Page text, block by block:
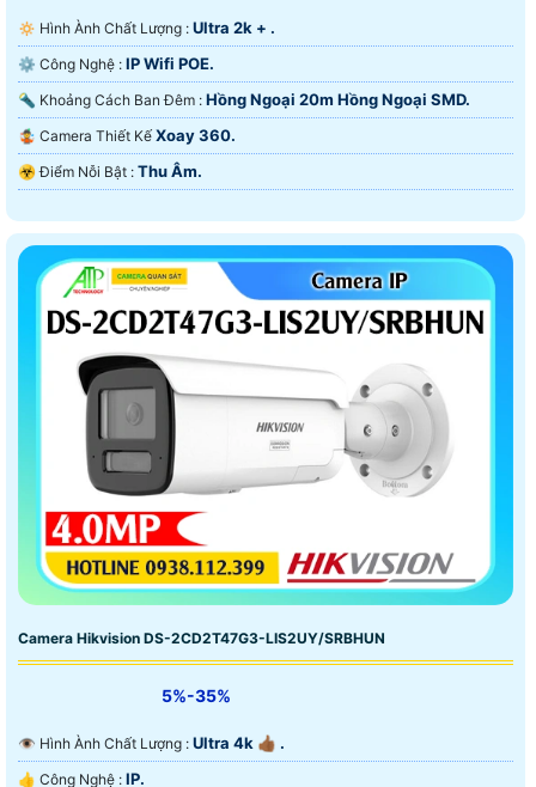
🔅 Hình Ành Chất Lượng : Ultra 2k + .
⚙ Công Nghệ : IP Wifi POE.
🔦 Khoảng Cách Ban Đêm : Hồng Ngoại 20m Hồng Ngoại SMD.
🤹 Camera Thiết Kế Xoay 360.
️☣️ Điểm Nỗi Bật : Thu Âm.
Camera Hikvision DS-2CD2T47G3-LIS2UY/SRBHUN
5%-35%
👁 Hình Ành Chất Lượng : Ultra 4k 👍🏾 .
👍 Công Nghệ : IP.